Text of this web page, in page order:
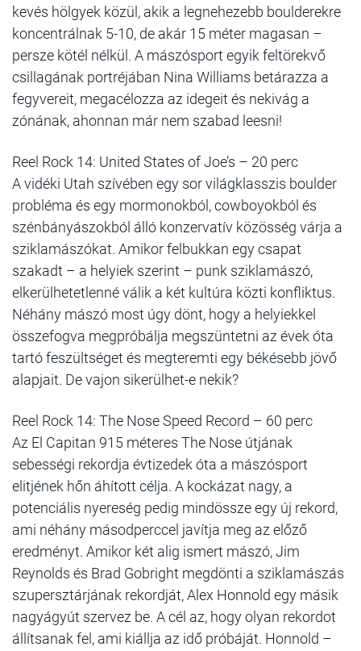
kevés hölgyek közül, akik a legnehezebb boulderekre
koncentrálnak 5-10, de akár 15 méter magasan –
persze kötél nélkül. A mászósport egyik feltörekvő
csillagának portréjában Nina Williams betárazza a
fegyvereit, megacélozza az idegeit és nekivág a
zónának, ahonnan már nem szabad leesni!
Reel Rock 14: United States of Joe’s – 20 perc
A vidéki Utah szívében egy sor világklasszis boulder
probléma és egy mormonokból, cowboyokból és
szénbányászokból álló konzervatív közösség várja a
sziklamászókat. Amikor felbukkan egy csapat
szakadt – a helyiek szerint – punk sziklamászó,
elkerülhetetlenné válik a két kultúra közti konfliktus.
Néhány mászó most úgy dönt, hogy a helyiekkel
összefogva megpróbálja megszüntetni az évek óta
tartó feszültséget és megteremti egy békésebb jövő
alapjait. De vajon sikerülhet-e nekik?
Reel Rock 14: The Nose Speed Record – 60 perc
Az El Capitan 915 méteres The Nose útjának
sebességi rekordja évtizedek óta a mászósport
elitjének hőn áhított célja. A kockázat nagy, a
potenciális nyereség pedig mindössze egy új rekord,
ami néhány másodperccel javítja meg az előző
eredményt. Amikor két alig ismert mászó, Jim
Reynolds és Brad Gobright megdönti a sziklamászás
szupersztárjának rekordját, Alex Honnold egy másik
nagyágyút szervez be. A cél az, hogy olyan rekordot
állítsanak fel, ami kiállja az idő próbáját. Honnold –